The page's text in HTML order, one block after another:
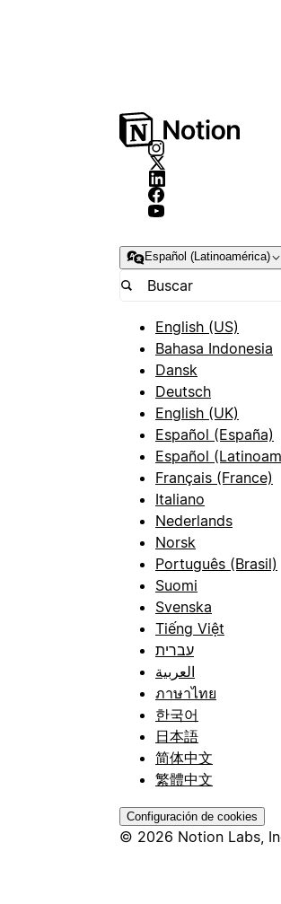
Español (Latinoamérica)
English (US)
Bahasa Indonesia
Dansk
Deutsch
English (UK)
Español (España)
Español
Français (France)
Italiano
Nederlands
Norsk
Português (Brasil)
Suomi
Svenska
Tiếng Việt
עברית
العربية
ภาษาไทย
한국어
日本語
简体中文
繁體中文
Configuración de cookies
© 2026 Notion Labs,